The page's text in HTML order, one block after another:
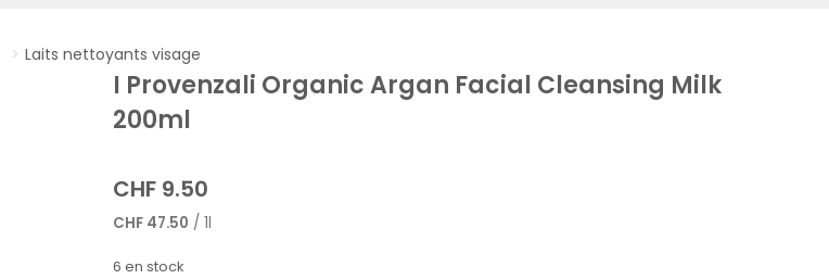
> Laits nettoyants visage
I Provenzali Organic Argan Facial Cleansing Milk
200ml
CHF 9.50
CHF 47.50 / 1l
6 en stock